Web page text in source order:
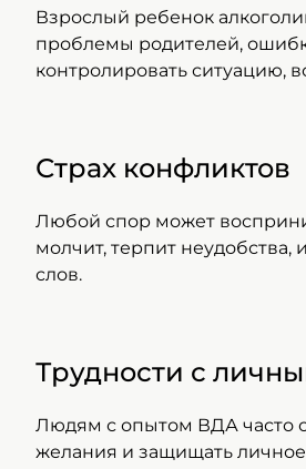
Взрослый ребенок
проблемы родителей,
контролировать ситуацию,
Страх конфликтов
Любой спор может
молчит, терпит неудобства,
слов.
Трудности с
Людям с опытом ВДА часто
желания и защищать личное